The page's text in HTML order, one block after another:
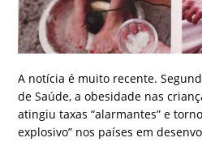
A notícia é muito recente.
de Saúde, a obesidade nas
atingiu taxas “alarmantes” e
explosivo” nos países em